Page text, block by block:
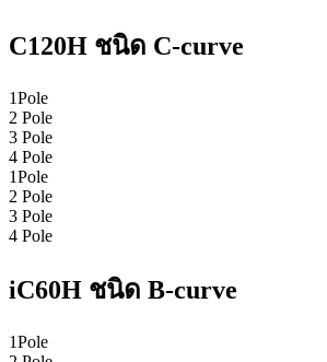
C120H ชนิด C-curve
1Pole
2 Pole
3 Pole
4 Pole
1Pole
2 Pole
3 Pole
4 Pole
iC60H ชนิด B-curve
1Pole